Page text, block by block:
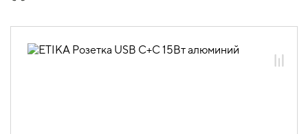
изделия скрытого монтажа ETIKA
06.01.13.03 ЭУИ ETIKA: цвет